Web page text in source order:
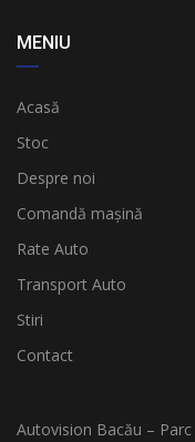
MENIU
Acasă
Stoc
Despre noi
Comandă mașină
Rate Auto
Transport Auto
Stiri
Contact
Autovision Bacău –